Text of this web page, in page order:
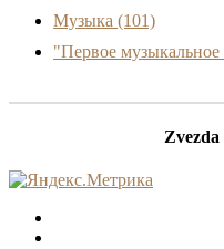
Музыка (101)
"Первое музыкальное
Zvezda